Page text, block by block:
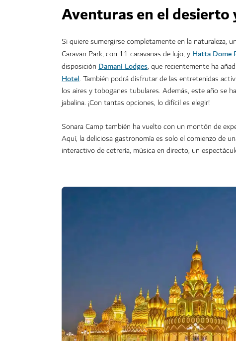
Aventuras en el desierto
Si quiere sumergirse completamente en la
Caravan Park, con 11 caravanas de lujo, yHatta Dome
disposición Damani Lodges, que recientemente ha
Hotel. También podrá disfrutar de las entretenidas
los aires y toboganes tubulares. Además, este año se
jabalina. ¡Con tantas opciones, lo difícil es elegir!
Sonara Camp también ha vuelto con un montón de
Aquí, la deliciosa gastronomía es solo el comienzo de
interactivo de cetrería, música en directo, un